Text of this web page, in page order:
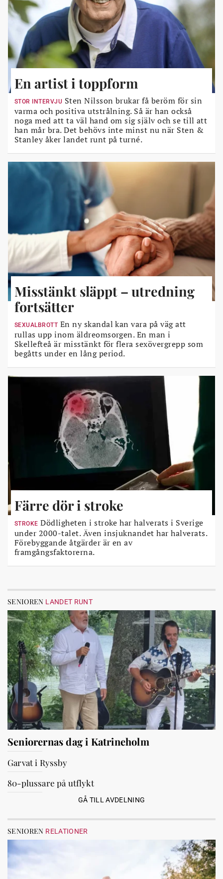
En artist i toppform
STOR INTERVJU Sten Nilsson brukar få beröm för sin
varma och positiva utstrålning. Så är han också
noga med att ta väl hand om sig själv och se till att
han mår bra. Det behövs inte minst nu när Sten &
Stanley åker landet runt på turné.
Misstänkt släppt – utredning
fortsätter
SEXUALBROTT En ny skandal kan vara på väg att
rullas upp inom äldreomsorgen. En man i
Skellefteå är misstänkt för flera sexövergrepp som
begåtts under en lång period.
Färre dör i stroke
STROKE Dödligheten i stroke har halverats i Sverige
under 2000-talet. Även insjuknandet har halverats.
Förebyggande åtgärder är en av
framgångsfaktorerna.
SENIOREN LANDET RUNT
Seniorernas dag i Katrineholm
Garvat i Ryssby
80-plussare på utflykt
GÅ TILL AVDELNING
SENIOREN RELATIONER